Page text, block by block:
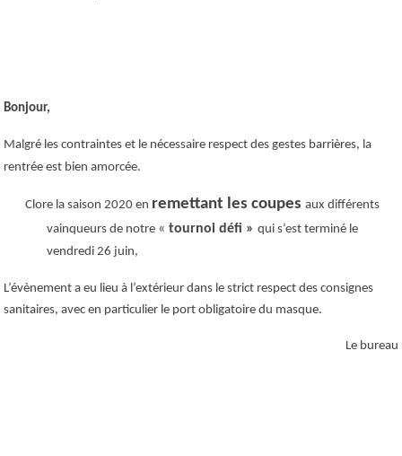
Bonjour,
Malgré les contraintes et le nécessaire respect des gestes barrières, la
rentrée est bien amorcée.
Clore la saison 2020 en remettant les coupes aux différents
vainqueurs de notre « tournoi défi » qui s’est terminé le
vendredi 26 juin,
L’évènement a eu lieu à l’extérieur dans le strict respect des consignes
sanitaires, avec en particulier le port obligatoire du masque.
Le bureau